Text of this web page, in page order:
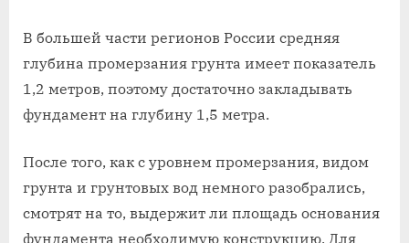
В большей части регионов России средняя
глубина промерзания грунта имеет показатель
1,2 метров, поэтому достаточно закладывать
фундамент на глубину 1,5 метра.
После того, как с уровнем промерзания, видом
грунта и грунтовых вод немного разобрались,
смотрят на то, выдержит ли площадь основания
фундамента необходимую конструкцию. Для